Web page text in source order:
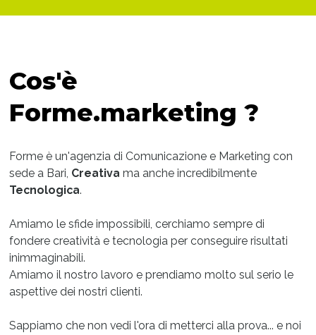
Cos'è
Forme.marketing ?
Forme è un'agenzia di Comunicazione e Marketing con
sede a Bari, Creativa ma anche incredibilmente
Tecnologica.
Amiamo le sfide impossibili, cerchiamo sempre di
fondere creatività e tecnologia per conseguire risultati
inimmaginabili.
Amiamo il nostro lavoro e prendiamo molto sul serio le
aspettive dei nostri clienti.
Sappiamo che non vedi l'ora di metterci alla prova... e noi